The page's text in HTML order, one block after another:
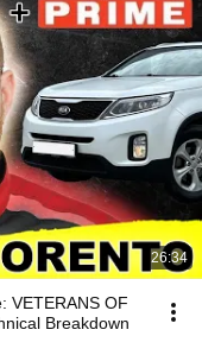
26:34
VETERANS OF
Breakdown